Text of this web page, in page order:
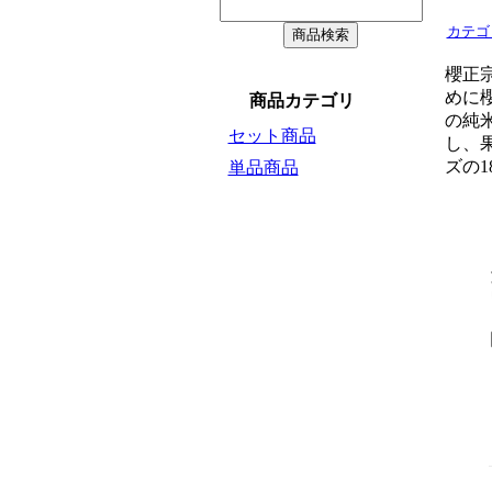
商品カテゴリ
セット商品
単品商品
カテ
櫻正
めに
の純
し、
ズの